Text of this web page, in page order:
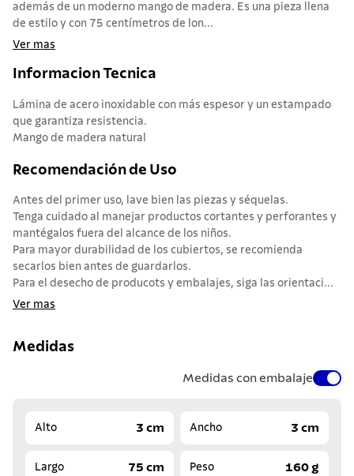
además de un moderno mango de madera. Es una pieza llena
de estilo y con 75 centímetros de lon...
Ver mas
Informacion Tecnica
Lámina de acero inoxidable con más espesor y un estampado
que garantiza resistencia.
Mango de madera natural
Recomendación de Uso
Antes del primer uso, lave bien las piezas y séquelas.
Tenga cuidado al manejar productos cortantes y perforantes y
mantégalos fuera del alcance de los niños.
Para mayor durabilidad de los cubiertos, se recomienda
secarlos bien antes de guardarlos.
Para el desecho de producots y embalajes, siga las orientaci...
Ver mas
Medidas
Medidas con embalaje
Alto 3 cm Ancho 3 cm
Largo 75 cm Peso 160 g